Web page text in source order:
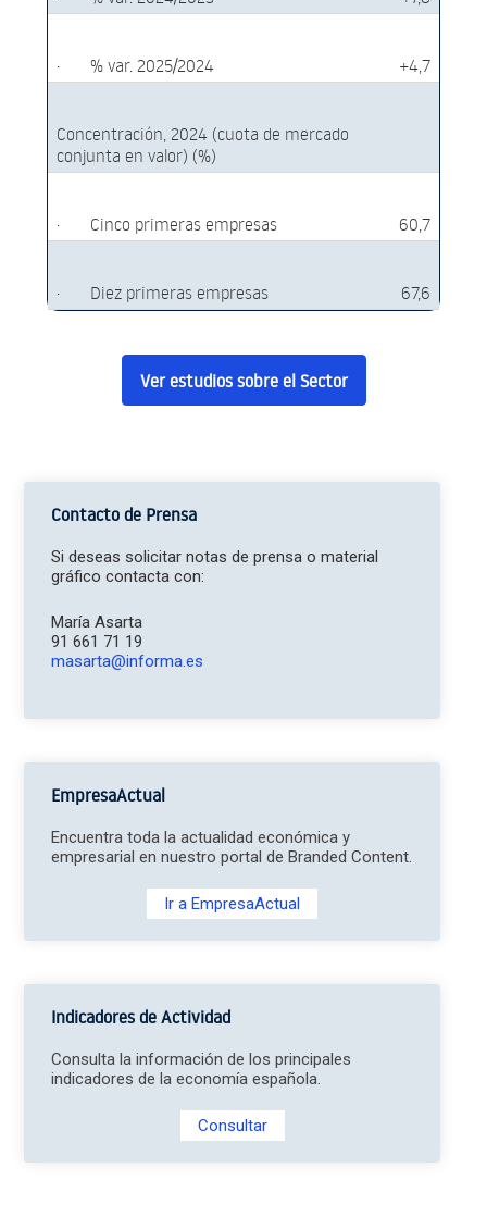
· % var. 2025/2024 +4,7
Concentración, 2024 (cuota de mercado
conjunta en valor) (%)
· Cinco primeras empresas 60,7
· Diez primeras empresas 67,6
Ver estudios sobre el Sector
Contacto de Prensa
Si deseas solicitar notas de prensa o material
gráfico contacta con:
María Asarta
91 661 71 19
masarta@informa.es
EmpresaActual
Encuentra toda la actualidad económica y
empresarial en nuestro portal de Branded Content.
Ir a EmpresaActual
Indicadores de Actividad
Consulta la información de los principales
indicadores de la economía española.
Consultar